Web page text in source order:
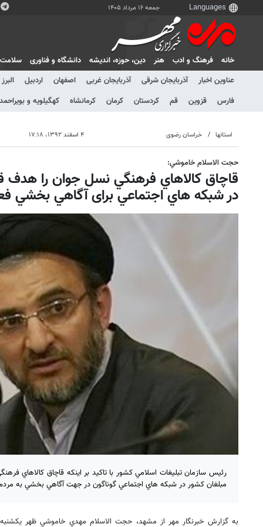
جمعه ۱۶ مرداد ۱۴۰۵
خانه فرهنگ و ادب هنر دين، حوزه، انديشه دانشگاه و فناوری
سلامت
عناوین اخبار
آذربایجان شرقی آذربایجان غربی اصفهان اردبیل
البرز
فارس
قزوین قم کردستان کرمان کرمانشاه کهگیلویه و بویراحمد
استانها خراسان رضوی ۴ اسفند ۱۳۹۲، ۱۷:۱۸
حجت الاسلام خاموشي:‌
قاچاق كالاهاي فرهنگي نسل جوان را هدف
در شبكه هاي اجتماعي برای آگاهي بخشي
رئيس سازمان تبليغات اسلامي كشور با تاکید بر اینکه قاچاق كالاهاي
مبلغان كشور در شبكه هاي اجتماعي گوناگون در جهت آگاهي بخشي به
به گزارش خبرنگار مهر از مشهد، حجت الاسلام مهدي خاموشي ظهر